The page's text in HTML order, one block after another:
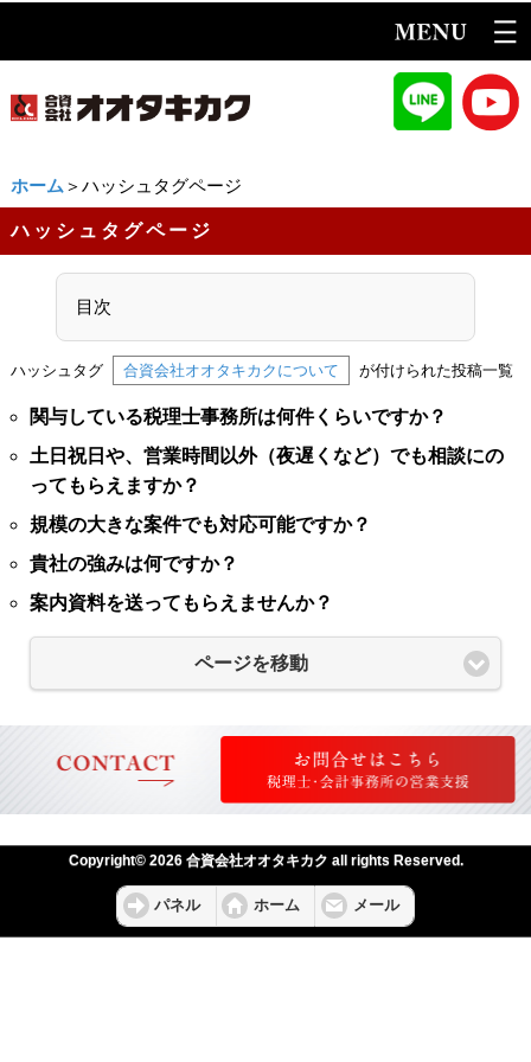
ホーム ＞ハッシュタグページ
ハッシュタグページ
目次
ハッシュタグ 合資会社オオタキカクについて が付けられた投稿一覧
関与している税理士事務所は何件くらいですか？
土日祝日や、営業時間以外（夜遅くなど）でも相談にの
ってもらえますか？
規模の大きな案件でも対応可能ですか？
貴社の強みは何ですか？
案内資料を送ってもらえませんか？
ページを移動
Copyright© 2026 合資会社オオタキカク all rights Reserved.
パネル ホーム メール